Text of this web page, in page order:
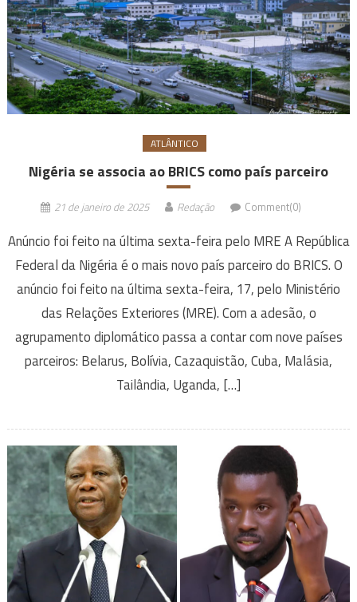
ATLÂNTICO
Nigéria se associa ao BRICS como país parceiro
21 de janeiro de 2025 Redação Comment(0)
Anúncio foi feito na última sexta-feira pelo MRE A República
Federal da Nigéria é o mais novo país parceiro do BRICS. O
anúncio foi feito na última sexta-feira, 17, pelo Ministério
das Relações Exteriores (MRE). Com a adesão, o
agrupamento diplomático passa a contar com nove países
parceiros: Belarus, Bolívia, Cazaquistão, Cuba, Malásia,
Tailândia, Uganda, […]